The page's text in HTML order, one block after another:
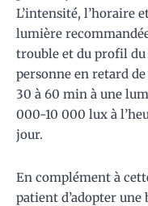
L’intensité, l’horaire
lumière
trouble et du profil du
personne en retard de
30 à 60 min à une
000-10 000 lux à
jour.
En complément à
patient d’adopter une